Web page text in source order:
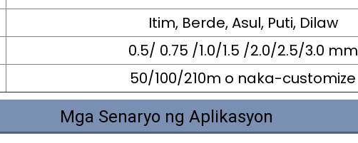
Itim, Berde, Asul, Puti, Dilaw
0.5/ 0.75 /1.0/1.5 /2.0/2.5/3.0 mm
50/100/210m o naka-customize
Mga Senaryo ng Aplikasyon